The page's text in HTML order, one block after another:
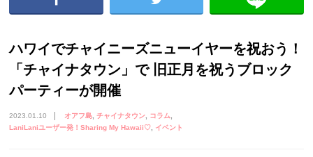
ハワイでチャイニーズニューイヤーを祝おう！
「チャイナタウン」で 旧正月を祝うブロック
パーティーが開催
2023.01.10 オアフ島 チャイナタウン
コラム
LaniLaniユーザー発！Sharing My Hawaii♡ イベント